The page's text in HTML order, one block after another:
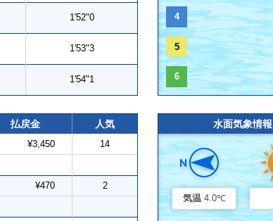
1'52"0
1'53"3
1'54"1
4
5
6
払戻金 人気
¥3,450 14
¥470 2
水面気象情報
気温 4.0℃